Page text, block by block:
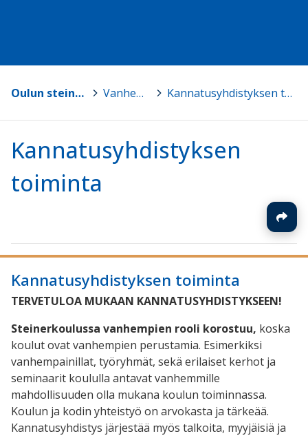
Oulun steinerkoulu > Vanhemmille > Kannatusyhdistyksen toiminta
Kannatusyhdistyksen
toiminta
Kannatusyhdistyksen toiminta
TERVETULOA MUKAAN KANNATUSYHDISTYKSEEN!
Steinerkoulussa vanhempien rooli korostuu, koska
koulut ovat vanhempien perustamia. Esimerkiksi
vanhempainillat, työryhmät, sekä erilaiset kerhot ja
seminaarit koululla antavat vanhemmille
mahdollisuuden olla mukana koulun toiminnassa.
Koulun ja kodin yhteistyö on arvokasta ja tärkeää.
Kannatusyhdistys järjestää myös talkoita, myyjäisiä ja